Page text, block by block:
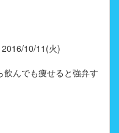
2016/10/11(火)
んでも痩せると強弁す